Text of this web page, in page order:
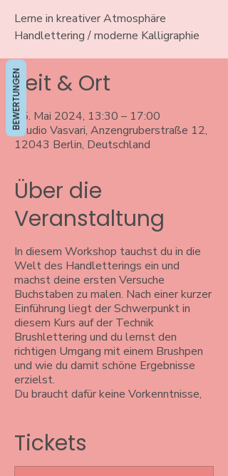
Lerne in kreativer Atmosphäre
Handlettering / moderne Kalligraphie
Zeit & Ort
25. Mai 2024, 13:30 – 17:00
Studio Vasvari, Anzengruberstraße 12,
12043 Berlin, Deutschland
Über die
Veranstaltung
In diesem Workshop tauchst du in die
Welt des Handletterings ein und
machst deine ersten Versuche
Buchstaben zu malen. Nach einer kurzer
Einführung liegt der Schwerpunkt in
diesem Kurs auf der Technik
Brushlettering und du lernst den
richtigen Umgang mit einem Brushpen
und wie du damit schöne Ergebnisse
erzielst.
Du braucht dafür keine Vorkenntnisse,
gerne lettern möchtest. Aber keine
Angst, du wirst jede Menge
Inspirationen vor Ort finden, falls dir die
Tickets
BEWERTUNGEN